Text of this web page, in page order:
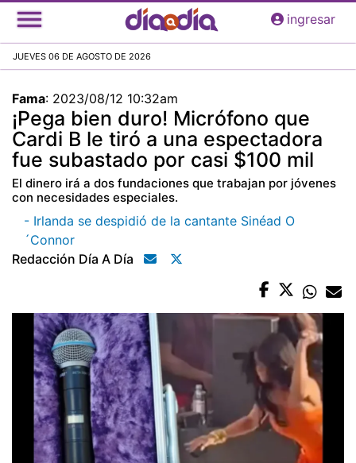
Pasar
al
principal
ingresar
JUEVES 06 DE AGOSTO DE 2026
Fama: 2023/08/12 10:32am
¡Pega bien duro! Micrófono que
Cardi B le tiró a una espectadora
fue subastado por casi $100 mil
El dinero irá a dos fundaciones que trabajan por jóvenes
con necesidades especiales.
- Irlanda se despidió de la cantante Sinéad O
´Connor
Redacción Día A Día